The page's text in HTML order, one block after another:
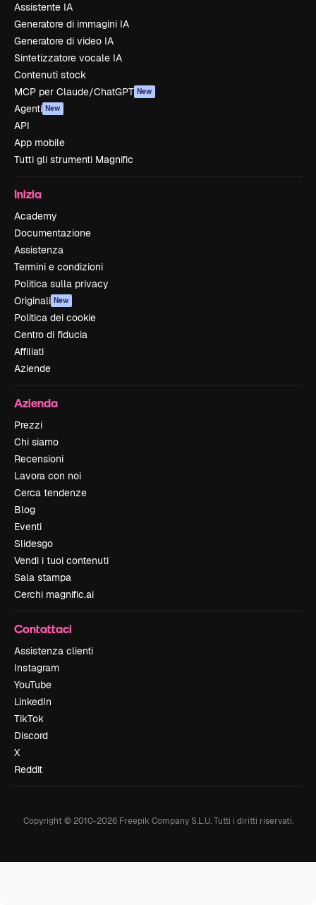
Assistente IA
Generatore di immagini IA
Generatore di video IA
Sintetizzatore vocale IA
Contenuti stock
MCP per Claude/ChatGPT New
Agenti New
API
App mobile
Tutti gli strumenti Magnific
Inizia
Academy
Documentazione
Assistenza
Termini e condizioni
Politica sulla privacy
Originali New
Politica dei cookie
Centro di fiducia
Affiliati
Aziende
Azienda
Prezzi
Chi siamo
Recensioni
Lavora con noi
Cerca tendenze
Blog
Eventi
Slidesgo
Vendi i tuoi contenuti
Sala stampa
Cerchi magnific.ai
Contattaci
Assistenza clienti
Instagram
YouTube
LinkedIn
TikTok
Discord
X
Reddit
Copyright © 2010-2026Freepik Company S.L.U. Tutti i diritti riservati.